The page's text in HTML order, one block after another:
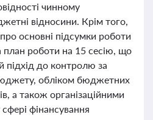
чинному
відносини. Крім того,
основні підсумки роботи
план роботи на 15 сесію, що
підхід до контролю за
обліком бюджетних
а також організаційними
фінансування